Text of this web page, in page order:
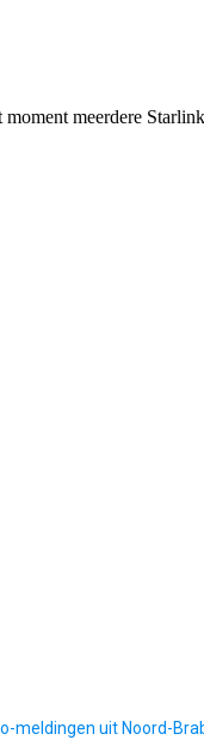
meldingen uit Noord-